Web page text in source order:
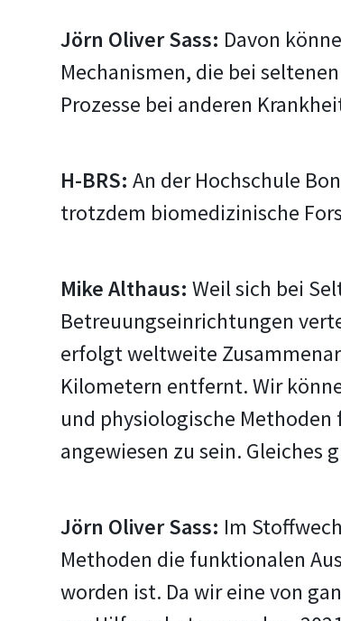
Jörn Oliver Sass: Davon
Mechanismen, die bei
Prozesse bei anderen
H-BRS:An der Hochschule
trotzdem biomedizinische
Mike Althaus: Weil sich bei
Betreuungseinrichtungen
erfolgt weltweite
Kilometern entfernt. Wir
und physiologische
angewiesen zu sein. Gleiches
Jörn Oliver Sass: Im
Methoden die funktionalen
worden ist. Da wir eine von